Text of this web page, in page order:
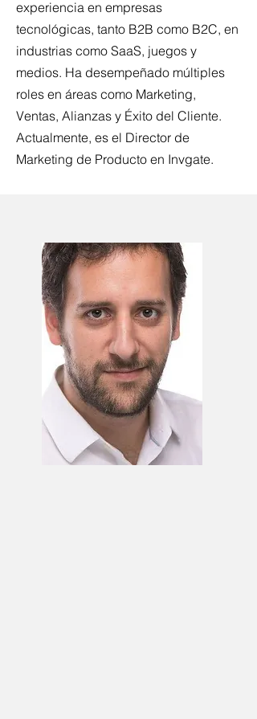
experiencia en empresas
tecnológicas, tanto B2B como B2C, en
industrias como SaaS, juegos y
medios. Ha desempeñado múltiples
roles en áreas como Marketing,
Ventas, Alianzas y Éxito del Cliente.
Actualmente, es el Director de
Marketing de Producto en Invgate.